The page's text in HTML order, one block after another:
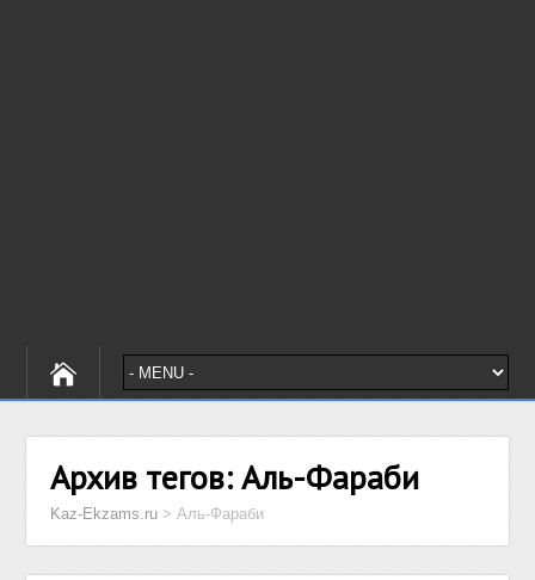
Архив тегов:Аль-Фараби
Kaz-Ekzams.ru >Аль-Фараби